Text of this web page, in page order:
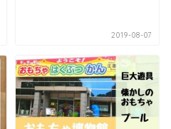
2019-08-07